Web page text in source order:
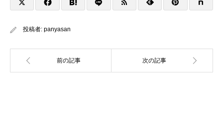
投稿者: panyasan